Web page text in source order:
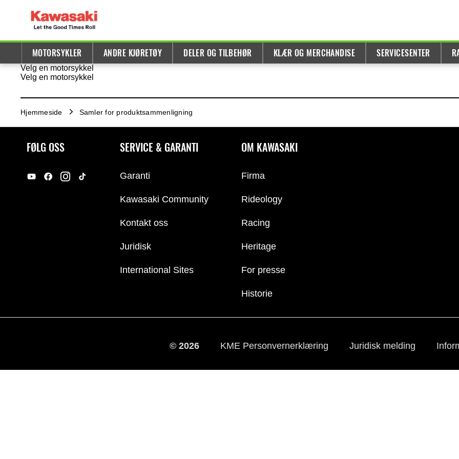
MOTORSYKLER ANDRE KJØRETØY DELER OG TILBEHØR KLÆR OG MERCHANDISE SERVICESENTER
Velg en motorsykkel
Velg en motorsykkel
Hjemmeside Samler for produktsammenligning
FØLG OSS SERVICE & GARANTI
Garanti
Kawasaki Community
Kontakt oss
Juridisk
International Sites
OM KAWASAKI
Firma
Rideology
Racing
Heritage
For presse
Historie
© 2026 KME Personvernerklæring Juridisk melding